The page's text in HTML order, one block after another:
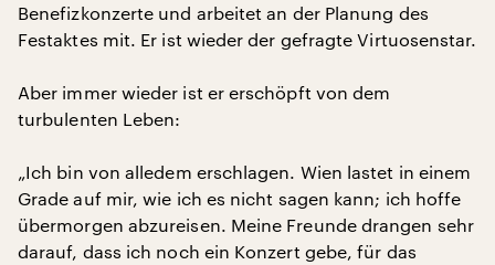
Benefizkonzerte und arbeitet an der Planung des
Festaktes mit. Er ist wieder der gefragte Virtuosenstar.
Aber immer wieder ist er erschöpft von dem
turbulenten Leben:
„Ich bin von alledem erschlagen. Wien lastet in einem
Grade auf mir, wie ich es nicht sagen kann; ich hoffe
übermorgen abzureisen. Meine Freunde drangen sehr
darauf, dass ich noch ein Konzert gebe, für das